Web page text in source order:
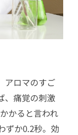
アロマのすご
、痛覚の刺激
かると言われ
ずか0.2秒。効